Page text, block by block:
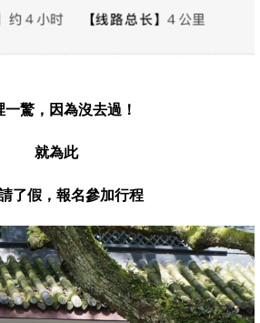
一驚， 因為沒去過！
就為此
了假 ，報名參加行程